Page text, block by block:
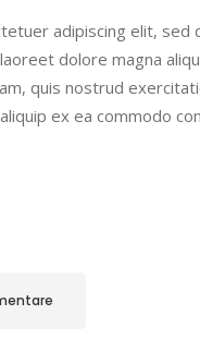
adipiscing elit, sed
dolore magna
quis nostrud
ex ea commodo